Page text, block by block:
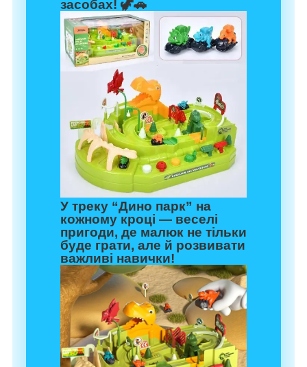
засобах! 🦖🚗
У треку “Дино парк” на
кожному кроці — веселі
пригоди, де малюк не тільки
буде грати, але й розвивати
важливі навички!